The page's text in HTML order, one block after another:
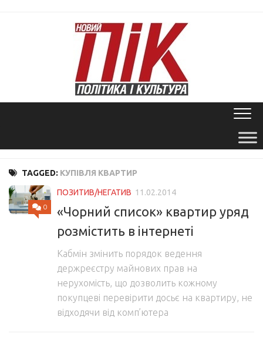
TAGGED: КУПІВЛЯ КВАРТИР
0
ПОЗИТИВ/НЕГАТИВ 11.02.2014
«Чорний список» квартир уряд
розмістить в інтернеті
Кабмін змінить порядок ведення
держреєстру майнових прав на
нерухомість, що дозволить кожному
покупцеві перевірити досьє на квартиру, не
відходячи від комп’ютера